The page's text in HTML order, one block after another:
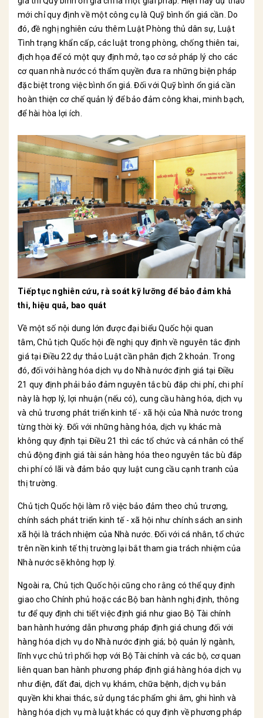
mới chỉ quy định về một công cụ là Quỹ bình ổn giá cần. Do
đó, đề nghị nghiên cứu thêm Luật Phòng thủ dân sự, Luật
Tình trạng khẩn cấp, các luật trong phòng, chống thiên tai,
địch họa để có một quy định mở, tạo cơ sở pháp lý cho các
cơ quan nhà nước có thẩm quyền đưa ra những biện pháp
đặc biệt trong việc bình ổn giá. Đối với Quỹ bình ổn giá cần
hoàn thiện cơ chế quản lý để bảo đảm công khai, minh bạch,
để hài hòa lợi ích.
Tiếp tục nghiên cứu, rà soát kỹ lưỡng để bảo đảm khả
thi, hiệu quả, bao quát
Về một số nội dung lớn được đại biểu Quốc hội quan
tâm, Chủ tịch Quốc hội đề nghị quy định về nguyên tắc định
giá tại Điều 22 dự thảo Luật cần phân địch 2 khoản. Trong
đó, đối với hàng hóa dịch vụ do Nhà nước định giá tại Điều
21 quy định phải bảo đảm nguyên tắc bù đắp chi phí, chi phí
này là hợp lý, lợi nhuận (nếu có), cung cầu hàng hóa, dịch vụ
và chủ trương phát triển kinh tế - xã hội của Nhà nước trong
từng thời kỳ. Đối với những hàng hóa, dịch vụ khác mà
không quy định tại Điều 21 thì các tổ chức và cá nhân có thể
chủ động định giá tài sản hàng hóa theo nguyên tắc bù đắp
chi phí có lãi và đảm bảo quy luật cung cầu cạnh tranh của
thị trường.
Chủ tịch Quốc hội làm rõ việc bảo đảm theo chủ trương,
chính sách phát triển kinh tế - xã hội như chính sách an sinh
xã hội là trách nhiệm của Nhà nước. Đối với cá nhân, tổ chức
trên nền kinh tế thị trường lại bắt tham gia trách nhiệm của
Nhà nước sẽ không hợp lý.
Ngoài ra, Chủ tịch Quốc hội cũng cho rằng có thể quy định
giao cho Chính phủ hoặc các Bộ ban hành nghị định, thông
tư để quy định chi tiết việc định giá như giao Bộ Tài chính
ban hành hướng dẫn phương pháp định giá chung đối với
hàng hóa dịch vụ do Nhà nước định giá; bộ quản lý ngành,
lĩnh vực chủ trì phối hợp với Bộ Tài chính và các bộ, cơ quan
liên quan ban hành phương pháp định giá hàng hóa dịch vụ
như điện, đất đai, dịch vụ khám, chữa bệnh, dịch vụ bản
quyền khi khai thác, sử dụng tác phẩm ghi âm, ghi hình và
hàng hóa dịch vụ mà luật khác có quy định về phương pháp